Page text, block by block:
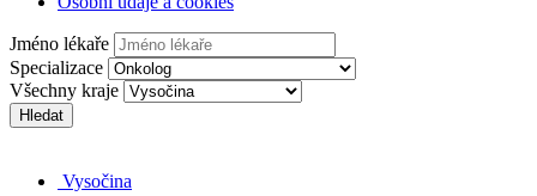
Jméno lékaře
Specializace
Všechny kraje
Hledat
Vysočina